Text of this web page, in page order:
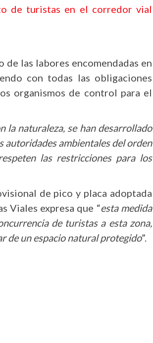
de turistas en el corredor vial
las labores encomendadas en
con todas las obligaciones
organismos de control para el
la naturaleza, se han desarrollado
autoridades ambientales del orden
las restricciones para los
de pico y placa adoptada
Viales expresa que “esta medida
de turistas a esta zona,
de un espacio natural protegido”.